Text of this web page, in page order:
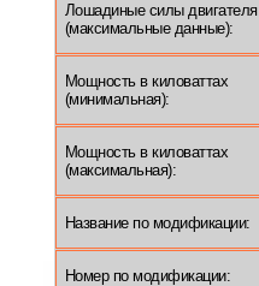
Лошадиные силы двигателя
(максимальные данные):
Мощность в киловаттах
(минимальная):
Мощность в киловаттах
(максимальная):
Название по модификации:
Номер по модификации: